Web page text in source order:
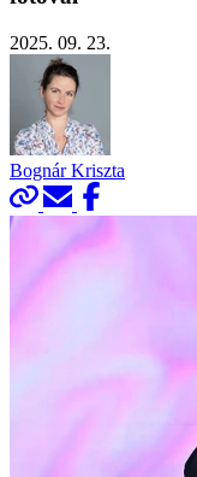
2025. 09. 23.
Bognár Kriszta